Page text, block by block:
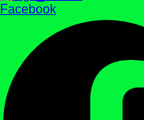
Facebook